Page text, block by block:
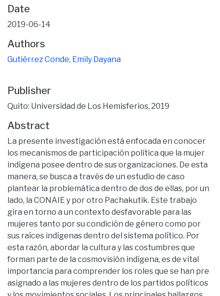
Date
2019-06-14
Authors
Gutiérrez Conde, Emily Dayana
Publisher
Quito: Universidad de Los Hemisferios, 2019
Abstract
La presente investigación está enfocada en conocer
los mecanismos de participación política que la mujer
indígena posee dentro de sus organizaciones. De esta
manera, se busca a través de un estudio de caso
plantear la problemática dentro de dos de ellas, por un
lado, la CONAIE y por otro Pachakutik. Este trabajo
gira en torno a un contexto desfavorable para las
mujeres tanto por su condición de género como por
sus raíces indígenas dentro del sistema político. Por
esta razón, abordar la cultura y las costumbres que
forman parte de la cosmovisión indígena, es de vital
importancia para comprender los roles que se han pre
asignado a las mujeres dentro de los partidos políticos